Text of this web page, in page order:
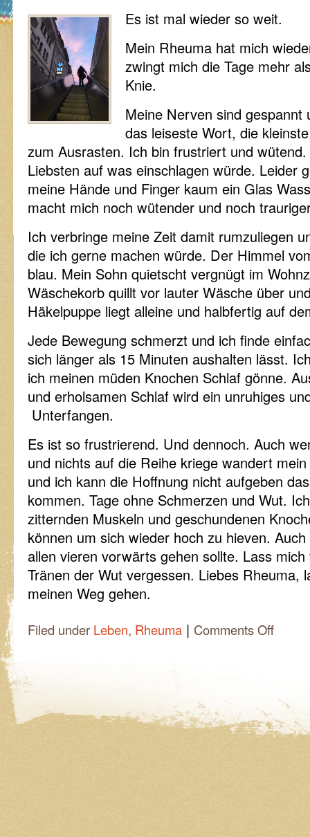
Es ist mal wieder so weit.
Mein Rheuma hat mich
zwingt mich die Tage mehr
Knie.
Meine Nerven sind
das leiseste Wort, die
zum Ausrasten. Ich bin frustriert und
Liebsten auf was einschlagen würde. Leider
meine Hände und Finger kaum ein Glas
macht mich noch wütender und noch
Ich verbringe meine Zeit damit rumzuliegen
die ich gerne machen würde. Der Himmel
blau. Mein Sohn quietscht vergnügt im
Wäschekorb quillt vor lauter Wäsche über
Häkelpuppe liegt alleine und halbfertig auf
Jede Bewegung schmerzt und ich finde
sich länger als 15 Minuten aushalten lässt.
ich meinen müden Knochen Schlaf gönne.
und erholsamen Schlaf wird ein unruhiges
Unterfangen.
Es ist so frustrierend. Und dennoch. Auch
und nichts auf die Reihe kriege wandert
und ich kann die Hoffnung nicht aufgeben
kommen. Tage ohne Schmerzen und Wut.
zitternden Muskeln und geschundenen
können um sich wieder hoch zu hieven.
allen vieren vorwärts gehen sollte. Lass
Tränen der Wut vergessen. Liebes Rheuma,
meinen Weg gehen.
Filed under Leben, Rheuma | Comments Offon